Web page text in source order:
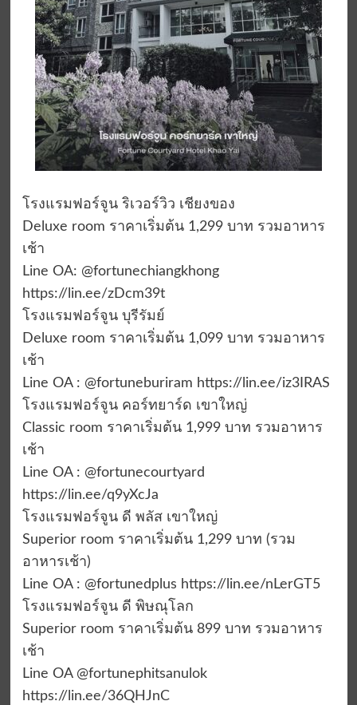
โรงแรมฟอร์จูน ริเวอร์วิว เชียงของ
Deluxe room ราคาเริ่มต้น 1,299 บาท รวมอาหาร
เช้า
Line OA: @fortunechiangkhong
https://lin.ee/zDcm39t
โรงแรมฟอร์จูน บุรีรัมย์
Deluxe room ราคาเริ่มต้น 1,099 บาท รวมอาหาร
เช้า
Line OA : @fortuneburiram https://lin.ee/iz3IRAS
โรงแรมฟอร์จูน คอร์ทยาร์ด เขาใหญ่
Classic room ราคาเริ่มต้น 1,999 บาท รวมอาหาร
เช้า
Line OA : @fortunecourtyard
https://lin.ee/q9yXcJa
โรงแรมฟอร์จูน ดี พลัส เขาใหญ่
Superior room ราคาเริ่มต้น 1,299 บาท (รวม
อาหารเช้า)
Line OA : @fortunedplus https://lin.ee/nLerGT5
โรงแรมฟอร์จูน ดี พิษณุโลก
Superior room ราคาเริ่มต้น 899 บาท รวมอาหาร
เช้า
Line OA @fortunephitsanulok
https://lin.ee/36QHJnC